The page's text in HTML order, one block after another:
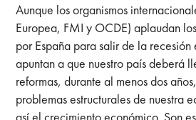
Aunque los organismos
Europea, FMI y OCDE) aplaudan
por España para salir de la
apuntan a que nuestro país deberá
reformas, durante al menos dos
problemas estructurales de nuestra
así el crecimiento económico. Son